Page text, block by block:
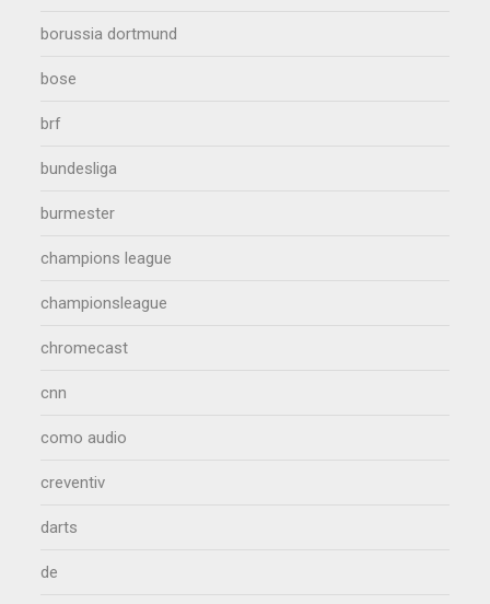
borussia dortmund
bose
brf
bundesliga
burmester
champions league
championsleague
chromecast
cnn
como audio
creventiv
darts
de